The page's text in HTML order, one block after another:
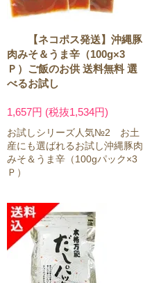
【ネコポス発送】沖縄豚
肉みそ＆うま辛（100g×3
Ｐ）ご飯のお供 送料無料 選
べるお試し
1,657円 (税抜1,534円)
お試しシリーズ人気№2 お土
産にも選ばれるお試し沖縄豚肉
みそ＆うま辛（100gパック×3
Ｐ）